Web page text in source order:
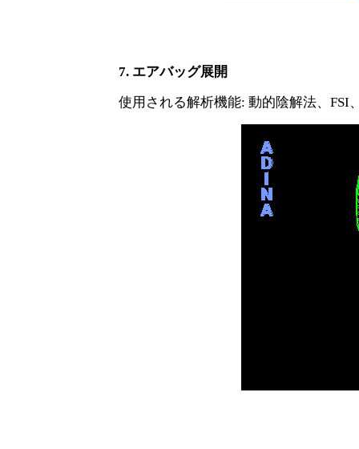
7. エアバッグ展開
使用される解析機能: 動的陰解法、FSI